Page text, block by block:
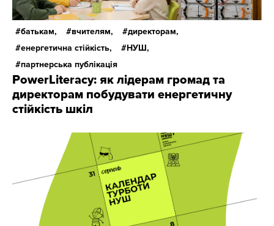
батькам, вчителям,
директорам,
енергетична стійкість,
НУШ,
партнерська публікація
PowerLiteracy: як лідерам громад та
директорам побудувати енергетичну
стійкість шкіл